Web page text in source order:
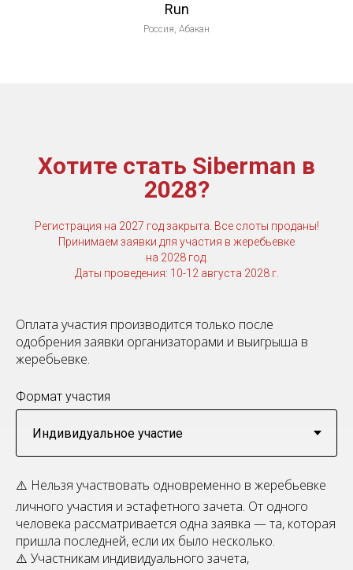
Run
Россия, Абакан
Хотите стать Siberman в
2028?
Регистрация на 2027 год закрыта. Все слоты проданы!
Принимаем заявки для участия в жеребьевке
на 2028 год.
Даты проведения: 10-12 августа 2028 г.
Оплата участия производится только после
одобрения заявки организаторами и выигрыша в
жеребьевке.
Формат участия
⚠️ Нельзя участвовать одновременно в жеребьевке
личного участия и эстафетного зачета. От одного
человека рассматривается одна заявка — та, которая
пришла последней, если их было несколько.
⚠️ Участникам индивидуального зачета,